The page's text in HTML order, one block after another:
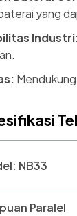
yang
NB33
Paralel